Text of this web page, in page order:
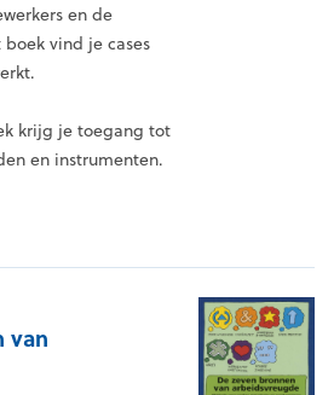
en de
vind je cases
krijg je toegang tot
en instrumenten.
van